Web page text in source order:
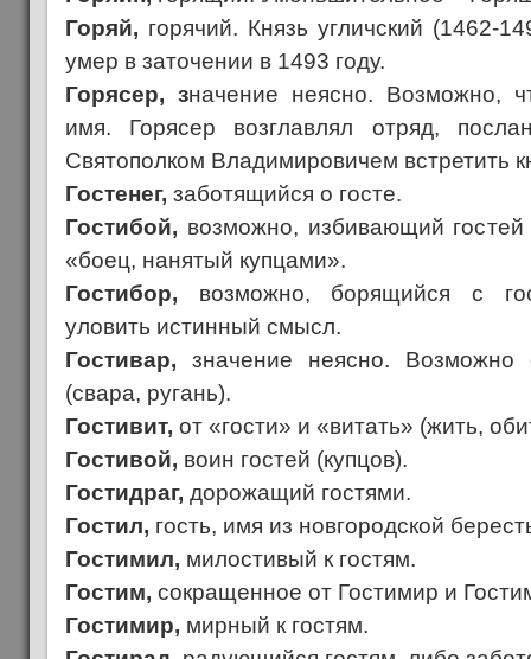
Горяй, горячий. Князь угличский (1462-
умер в заточении в 1493 году.
Горясер, значение неясно. Возможно,
имя. Горясер возглавлял отряд,
Святополком Владимировичем встретить
Гостенег, заботящийся о госте.
Гостибой, возможно, избивающий
«боец, нанятый купцами».
Гостибор, возможно, борящийся с
уловить истинный смысл.
Гостивар, значение неясно. Возможно
(свара, ругань).
Гостивит, от «гости» и «витать» (жить,
Гостивой, воин гостей (купцов).
Гостидраг, дорожащий гостями.
Гостил, гость, имя из новгородской
Гостимил, милостивый к гостям.
Гостим, сокращенное от Гостимир и
Гостимир, мирный к гостям.